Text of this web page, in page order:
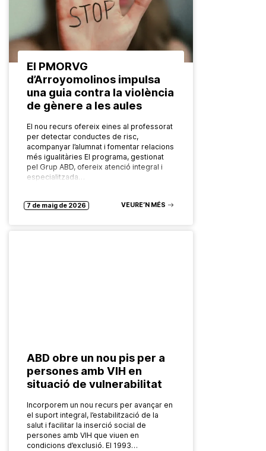
El PMORVG
d’Arroyomolinos impulsa
una guia contra la violència
de gènere a les aules
El nou recurs ofereix eines al professorat
per detectar conductes de risc,
acompanyar l’alumnat i fomentar relacions
més igualitàries El programa, gestionat
pel Grup ABD, ofereix atenció integral i
especialitzada…
7 de maig de 2026 VEURE’N MÉS
ABD obre un nou pis per a
persones amb VIH en
situació de vulnerabilitat
Incorporem un nou recurs per avançar en
el suport integral, l’estabilització de la
salut i facilitar la inserció social de
persones amb VIH que viuen en
condicions d’exclusió. El 1993…